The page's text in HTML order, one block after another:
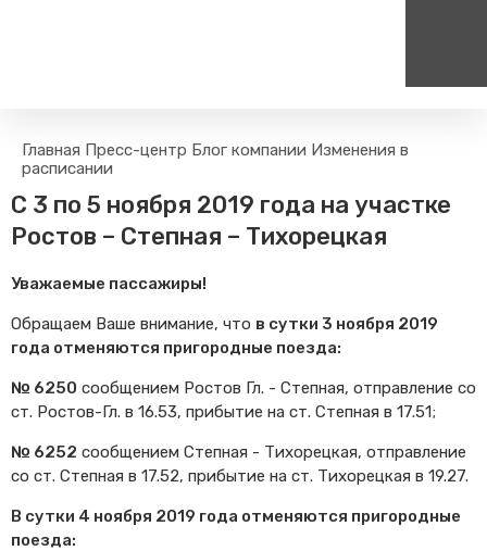
Пассажирам
Правила проезда
Часто задаваемые вопросы
Тарифы и льготы
касс
Абонементные билеты
Мобильные приложения
Маломобильным
Моя карта попала в стоп-
лист
Cхемы обращения
пригородных поездов
Туризм
Веломаршруты
Аудиогиды
Единый номер вызова экстренных служб
112
Главная Пресс-центр Блог компании Изменения в
расписании
С 3 по 5 ноября 2019 года на участке
Ростов – Степная – Тихорецкая
Уважаемые пассажиры!
Обращаем Ваше внимание, что в сутки 3 ноября 2019
года отменяются пригородные поезда:
№ 6250 сообщением Ростов Гл. - Степная, отправление со
ст. Ростов-Гл. в 16.53, прибытие на ст. Степная в 17.51;
№ 6252 сообщением Степная - Тихорецкая, отправление
со ст. Степная в 17.52, прибытие на ст. Тихорецкая в 19.27.
В сутки 4 ноября 2019 года отменяются пригородные
поезда: